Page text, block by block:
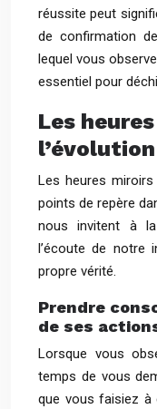
réussite peut
de confirmation
lequel vous
essentiel pour
Les
Les heures
points de repère
nous invitent à
l’écoute de notre
propre vérité.
Prendre
de ses
Lorsque vous
temps de vous
que vous faisiez à